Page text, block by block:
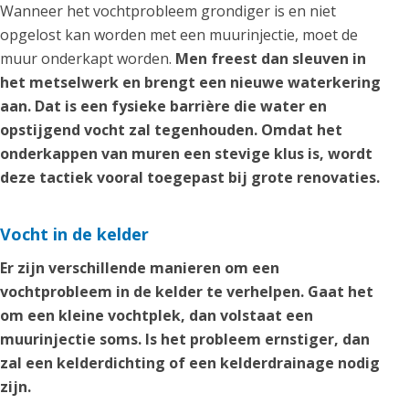
Wanneer het vochtprobleem grondiger is en niet
opgelost kan worden met een muurinjectie, moet de
muur onderkapt worden. Men freest dan sleuven in
het metselwerk en brengt een nieuwe waterkering
aan. Dat is een fysieke barrière die water en
opstijgend vocht zal tegenhouden. Omdat het
onderkappen van muren een stevige klus is, wordt
deze tactiek vooral toegepast bij grote renovaties.
Vocht in de kelder
Er zijn verschillende manieren om een
vochtprobleem in de kelder te verhelpen. Gaat het
om een kleine vochtplek, dan volstaat een
muurinjectie soms. Is het probleem ernstiger, dan
zal een kelderdichting of een kelderdrainage nodig
zijn.